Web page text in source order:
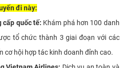
đi này:
cấp quốc tế: Khám phá hơn 100 danh
tổ chức thành 3 giai đoạn với các
cơ hội hợp tác kinh doanh đỉnh cao.